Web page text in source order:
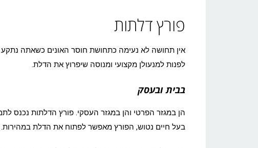
פורץ דלתות
אין תחושה לא נעימה כתחושת חוסר האונים כשאתה
לפנות למנעולן מקצועי ומנוסה שיפרוץ את הדלת.
בבית ובעסק
הן במגזר הפרטי והן במגזר העסקי. פורץ הדלתות נכנס
בעל חיים נטוש, הפורץ מאפשר לפתוח את הדלת במהירות.